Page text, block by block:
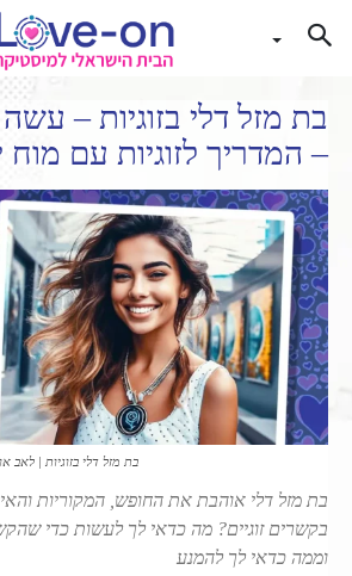
בת מזל דלי בזוגיות –
– המדריך לזוגיות עם מוח
בת מזל דלי בזוגיות | לאב
בת מזל דלי אוהבת את החופש, המקוריות
בקשרים זוגיים? מה כדאי לך לעשות כדי
וממה כדאי לך להמנע